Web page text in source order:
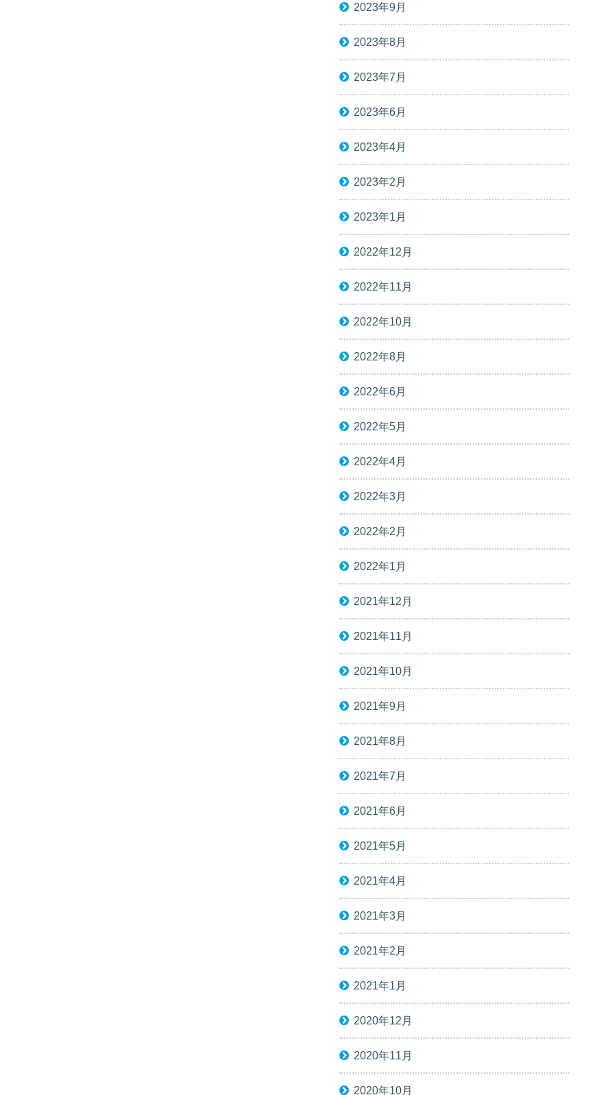
2023年9月
2023年8月
2023年7月
2023年6月
2023年4月
2023年2月
2023年1月
2022年12月
2022年11月
2022年10月
2022年8月
2022年6月
2022年5月
2022年4月
2022年3月
2022年2月
2022年1月
2021年12月
2021年11月
2021年10月
2021年9月
2021年8月
2021年7月
2021年6月
2021年5月
2021年4月
2021年3月
2021年2月
2021年1月
2020年12月
2020年11月
2020年10月